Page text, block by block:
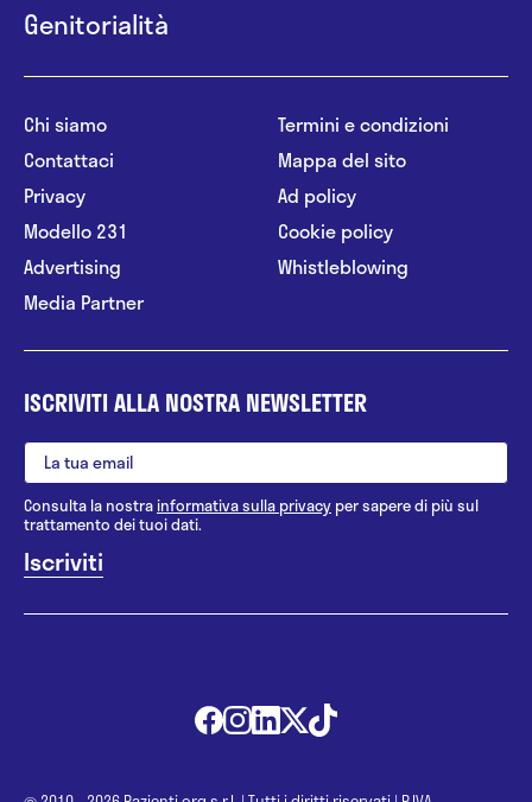
Genitorialità
Chi siamo
Contattaci
Privacy
Modello 231
Advertising
Media Partner
Termini e condizioni
Mappa del sito
Ad policy
Cookie policy
Whistleblowing
ISCRIVITI ALLA NOSTRA NEWSLETTER
Consulta la nostrainformativa sulla privacy per sapere di più sul
trattamento dei tuoi dati.